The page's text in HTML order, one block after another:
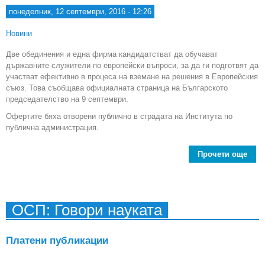
понеделник, 12 септември, 2016 - 12:26
Новини
Две обединения и една фирма кандидатстват да обучават
държавните служители по европейски въпроси, за да ги подготвят да
участват ефективно в процеса на вземане на решения в Европейския
съюз. Това съобщава официалната страница на Българското
председателство на 9 септември.
Офертите бяха отворени публично в сградата на Института по
публична администрация.
Прочети още
ОСП: Говори науката
Платени публикации